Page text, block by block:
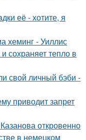
её - хотите, я
хеминг - Уиллис
сохраняет тепло в
свой личный бэби -
приводит запрет
откровенно
в немецком